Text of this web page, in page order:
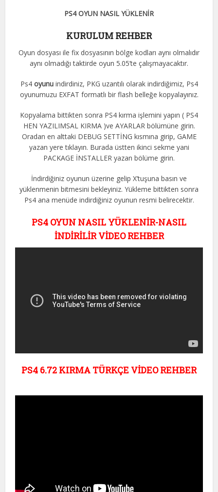
PS4 OYUN NASIL YÜKLENİR
KURULUM REHBER
Oyun dosyası ile fix dosyasının bölge kodları aynı olmalıdır
aynı olmadığı taktirde oyun 5.05’te çalışmayacaktır.
Ps4 oyunuindirdiniz, PKG uzantılı olarak indirdiğimiz, Ps4
oyunumuzu EXFAT formatlı bir flash belleğe kopyalayınız.
Kopyalama bittikten sonra PS4 kırma işlemini yapın ( PS4
HEN YAZILIMSAL KIRMA )ve AYARLAR bölümüne girin.
Oradan en alttaki DEBUG SETTİNG kısmına girip, GAME
yazan yere tıklayın. Burada üstten ikinci sekme yani
PACKAGE İNSTALLER yazan bölüme girin.
İndirdiğiniz oyunun üzerine gelip X’tuşuna basın ve
yüklenmenin bitmesini bekleyiniz. Yükleme bittikten sonra
Ps4 ana menüde indirdiğiniz oyunun resmi belirecektir.
PS4 OYUN NASIL YÜKLENİR-NASIL
İNDİRİLİR VİDEO REHBER
PS4 6.72 KIRMA TÜRKÇE VİDEO REHBER